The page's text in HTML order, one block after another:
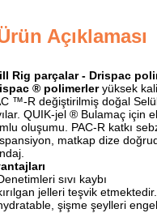
Açıklaması
Rig parçalar - Drispac
® polimerleryüksek
™-R değiştirilmiş doğal
QUIK-jel ® Bulamaç için
oluşumu. PAC-R katkı
matkap dize
sıvı kaybı
jelleri teşvik etmektedir.
şişme şeylleri